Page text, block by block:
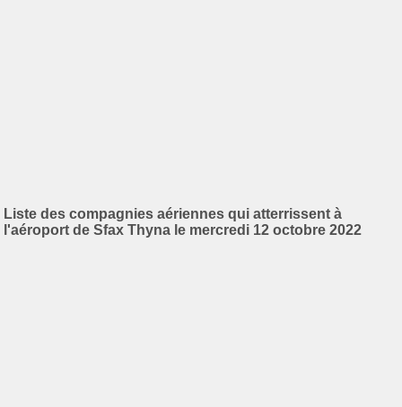
Liste des compagnies aériennes qui atterrissent à
l'aéroport de Sfax Thyna le mercredi 12 octobre 2022